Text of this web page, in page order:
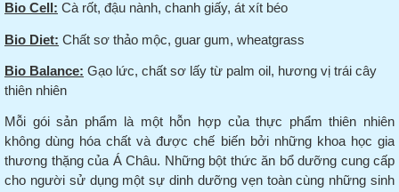
Bio Cell: Cà rốt, đậu nành, chanh giấy, át xít béo
Bio Diet: Chất sơ thảo mộc, guar gum, wheatgrass
Bio Balance: Gạo lức, chất sơ lấy từ palm oil, hương vị trái cây
thiên nhiên
Mỗi gói sản phẩm là một hỗn hợp của thực phẩm thiên nhiên
không dùng hóa chất và được chế biến bởi những khoa học gia
thương thặng của Á Châu. Những bột thức ăn bổ dưỡng cung cấp
cho người sử dụng một sự dinh dưỡng vẹn toàn cùng những sinh